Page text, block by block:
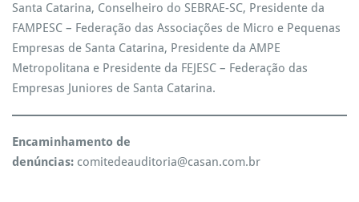
Santa Catarina, Conselheiro do SEBRAE-SC, Presidente da
FAMPESC – Federação das Associações de Micro e Pequenas
Empresas de Santa Catarina, Presidente da AMPE
Metropolitana e Presidente da FEJESC – Federação das
Empresas Juniores de Santa Catarina.
Encaminhamento de
denúncias: comitedeauditoria@casan.com.br